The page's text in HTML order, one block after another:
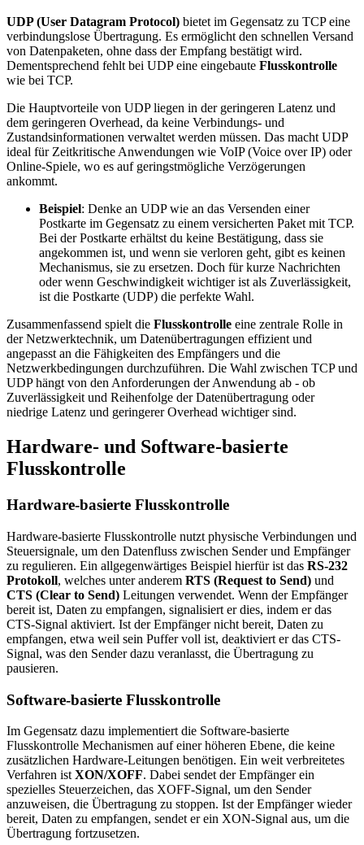
UDP (User Datagram Protocol) bietet im Gegensatz zu TCP eine
verbindungslose Übertragung. Es ermöglicht den schnellen Versand
von Datenpaketen, ohne dass der Empfang bestätigt wird.
Dementsprechend fehlt bei UDP eine eingebaute Flusskontrolle
wie bei TCP.
Die Hauptvorteile von UDP liegen in der geringeren Latenz und
dem geringeren Overhead, da keine Verbindungs- und
Zustandsinformationen verwaltet werden müssen. Das macht UDP
ideal für Zeitkritische Anwendungen wie VoIP (Voice over IP) oder
Online-Spiele, wo es auf geringstmögliche Verzögerungen
ankommt.
Beispiel: Denke an UDP wie an das Versenden einer
Postkarte im Gegensatz zu einem versicherten Paket mit TCP.
Bei der Postkarte erhältst du keine Bestätigung, dass sie
angekommen ist, und wenn sie verloren geht, gibt es keinen
Mechanismus, sie zu ersetzen. Doch für kurze Nachrichten
oder wenn Geschwindigkeit wichtiger ist als Zuverlässigkeit,
ist die Postkarte (UDP) die perfekte Wahl.
Zusammenfassend spielt die Flusskontrolle eine zentrale Rolle in
der Netzwerktechnik, um Datenübertragungen effizient und
angepasst an die Fähigkeiten des Empfängers und die
Netzwerkbedingungen durchzuführen. Die Wahl zwischen TCP und
UDP hängt von den Anforderungen der Anwendung ab - ob
Zuverlässigkeit und Reihenfolge der Datenübertragung oder
niedrige Latenz und geringerer Overhead wichtiger sind.
Hardware- und Software-basierte
Flusskontrolle
Hardware-basierte Flusskontrolle
Hardware-basierte Flusskontrolle nutzt physische Verbindungen und
Steuersignale, um den Datenfluss zwischen Sender und Empfänger
zu regulieren. Ein allgegenwärtiges Beispiel hierfür ist das RS-232
Protokoll, welches unter anderem RTS (Request to Send) und
CTS (Clear to Send) Leitungen verwendet. Wenn der Empfänger
bereit ist, Daten zu empfangen, signalisiert er dies, indem er das
CTS-Signal aktiviert. Ist der Empfänger nicht bereit, Daten zu
empfangen, etwa weil sein Puffer voll ist, deaktiviert er das CTS-
Signal, was den Sender dazu veranlasst, die Übertragung zu
pausieren.
Software-basierte Flusskontrolle
Im Gegensatz dazu implementiert die Software-basierte
Flusskontrolle Mechanismen auf einer höheren Ebene, die keine
zusätzlichen Hardware-Leitungen benötigen. Ein weit verbreitetes
Verfahren istXON/XOFF. Dabei sendet der Empfänger ein
spezielles Steuerzeichen, das XOFF-Signal, um den Sender
anzuweisen, die Übertragung zu stoppen. Ist der Empfänger wieder
bereit, Daten zu empfangen, sendet er ein XON-Signal aus, um die
Übertragung fortzusetzen.